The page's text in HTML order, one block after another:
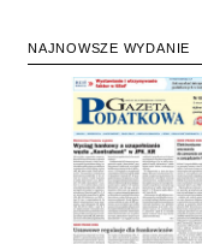
NAJNOWSZE WYDANIE